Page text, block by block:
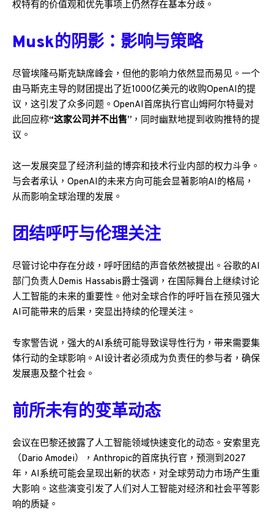
权特有的价值观和优先事项上仍然存在基本分歧。
Musk的阴影：影响与策略
尽管埃隆·马斯克缺席峰会，但他的影响力依然显而易见。一个
由马斯克主导的财团提出了近1000亿美元的收购OpenAI的提
议，这引发了众多问题。OpenAI首席执行官山姆·阿尔特曼对
此回应称“这家公司并不出售” ，同时幽默地提到收购推特的提
议。
这一发展突显了经济利益的博弈和技术行业内部的权力斗争。
与会者承认，OpenAI的未来方向可能会显著影响AI的格局，
从而影响全球治理的发展。
团结呼吁与伦理关注
尽管讨论中存在分歧，呼吁团结的声音依然被提出。谷歌的AI
部门负责人Demis Hassabis爵士强调，在国际舞台上继续讨论
人工智能的未来的重要性。他对全球合作的呼吁旨在预见强大
AI可能带来的后果，突显出持续的伦理关注。
专家警告说，强大的AI系统可能导致误导性行为，带来需要集
体行动的全球影响。AI设计者必须成为负责任的参与者，确保
发展惠及整个社会。
前所未有的变革动态
会议在巴黎还披露了人工智能领域快速变化的动态。安索里克
（Dario Amodei），Anthropic的首席执行官，预测到2027
年，AI系统可能会呈现出新的状态，对全球劳动力市场产生重
大影响。这些演变引发了人们对人工智能对经济和社会平等影
响的质疑。